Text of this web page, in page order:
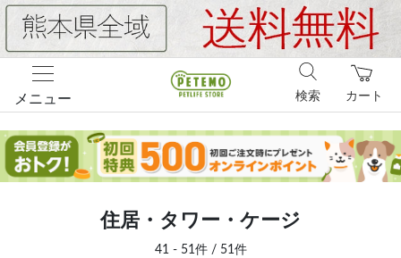
メニュー カート
検索
住居・タワー・ケージ
41 - 51件 / 51件